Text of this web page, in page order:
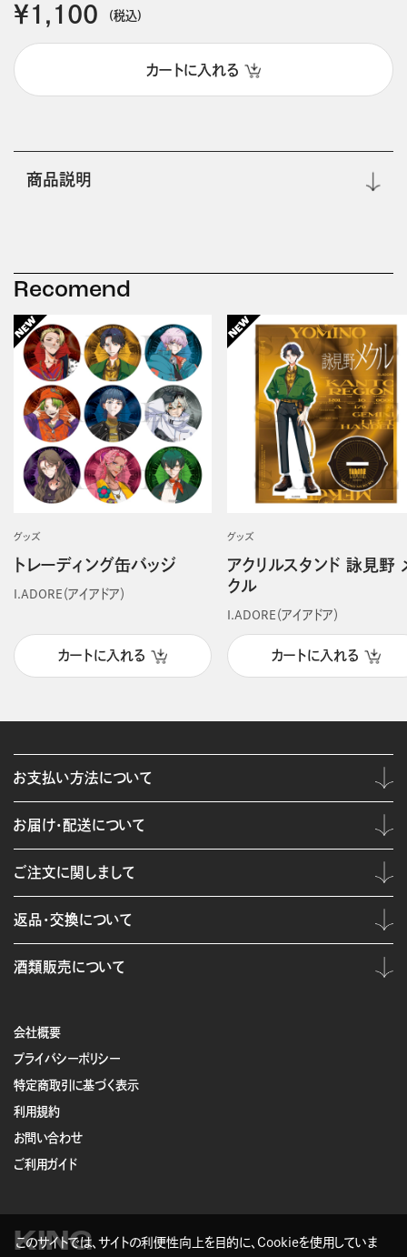
￥1,100 (税込)
カートに入れる
商品説明
Recomend
グッズ
トレーディング缶バッジ
I.ADORE（アイアドア）
カートに入れる
グッズ
アクリルスタンド 詠見野
クル
I.ADORE（アイアドア）
カートに入れる
会社概要
プライバシーポリシー
特定商取引に基づく表示
利用規約
お問い合わせ
ご利用ガイド
KING
お支払い方法について
お届け・配送について
ご注文に関しまして
返品・交換について
酒類販売について
このサイトでは、サイトの利便性向上を目的に、Cookieを使用していま